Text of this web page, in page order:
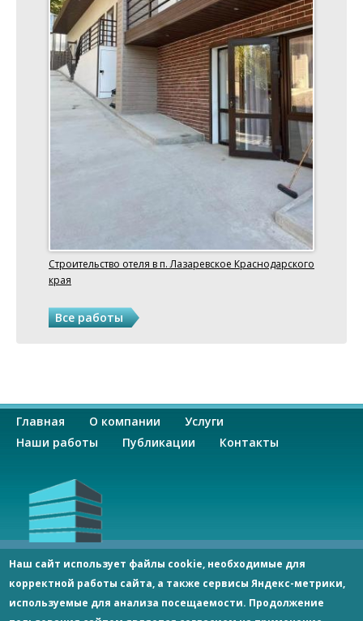
Строительство отеля в п. Лазаревское Краснодарского
края
Все работы
О
с
н
о
в
н
Главная О компании
Услуги
Наши работы
Публикации Контакты
ООО «СпецСтрой»
Россия 344092, г. Ростов-на-Дону, пр-кт Космонавтов, 2/2,
оф. 406
Тел.:8 938 114 70 60;8 928 173 40 19
Наш сайт использует файлы cookie, необходимые для
корректной работы сайта, а также сервисы Яндекс-метрики,
используемые для анализа посещаемости. Продолжение